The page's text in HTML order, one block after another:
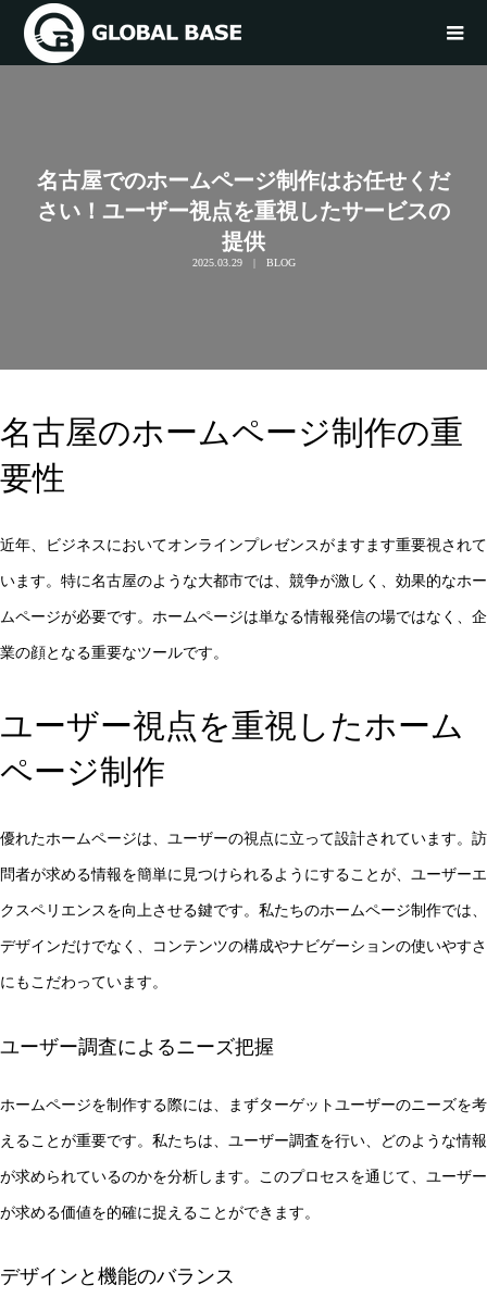
名古屋でのホームページ制作はお任せくだ
さい！ユーザー視点を重視したサービスの
提供
2025.03.29 BLOG
名古屋のホームページ制作の重
要性
近年、ビジネスにおいてオンラインプレゼンスがますます重要視されて
います。特に名古屋のような大都市では、競争が激しく、効果的なホー
ムページが必要です。ホームページは単なる情報発信の場ではなく、企
業の顔となる重要なツールです。
ユーザー視点を重視したホーム
ページ制作
優れたホームページは、ユーザーの視点に立って設計されています。訪
問者が求める情報を簡単に見つけられるようにすることが、ユーザーエ
クスペリエンスを向上させる鍵です。私たちのホームページ制作では、
デザインだけでなく、コンテンツの構成やナビゲーションの使いやすさ
にもこだわっています。
ユーザー調査によるニーズ把握
ホームページを制作する際には、まずターゲットユーザーのニーズを考
えることが重要です。私たちは、ユーザー調査を行い、どのような情報
が求められているのかを分析します。このプロセスを通じて、ユーザー
が求める価値を的確に捉えることができます。
デザインと機能のバランス